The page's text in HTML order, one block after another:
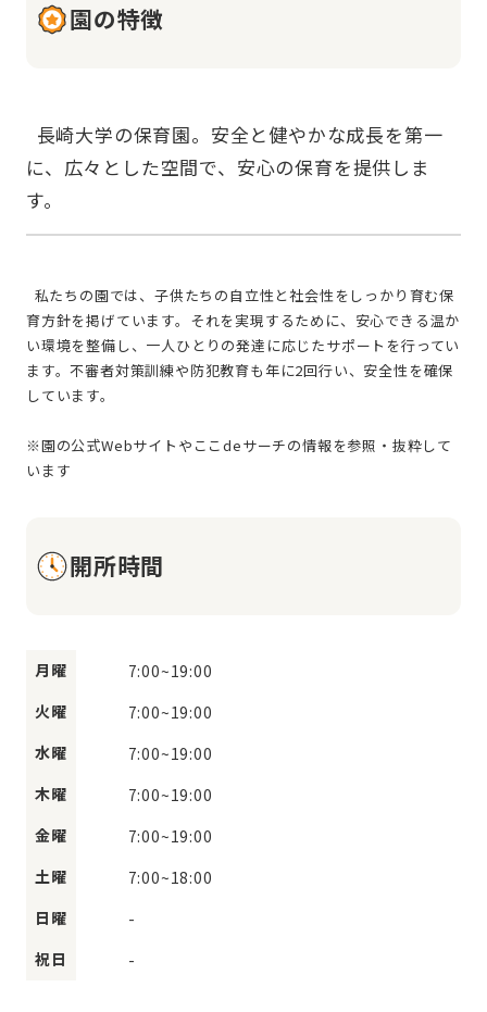
園の特徴
に、広々とした空間で、安心の保育を提供しま
育方針を掲げています。それを実現するために、安心できる温か
い環境を整備し、一人ひとりの発達に応じたサポートを行ってい
ます。不審者対策訓練や防犯教育も年に2回行い、安全性を確保
しています。
※園の公式Webサイトやここdeサーチの情報を参照・抜粋して
開所時間
月曜 7:00~19:00
火曜
7:00~19:00
水曜
7:00~19:00
木曜
7:00~19:00
金曜
7:00~19:00
土曜
7:00~18:00
日曜
-
祝日
-